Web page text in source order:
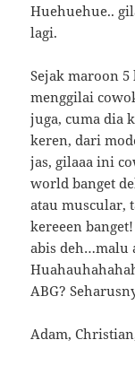
Huehuehue..
lagi.
Sejak maroon 5
menggilai
juga, cuma dia
keren, dari
jas, gilaaa ini
world banget
atau muscular,
kereeen
abis deh…malu
ABG?
Adam,